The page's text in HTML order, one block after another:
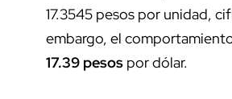
17.3545 pesos por unidad,
embargo, el
17.39 pesos por dólar.